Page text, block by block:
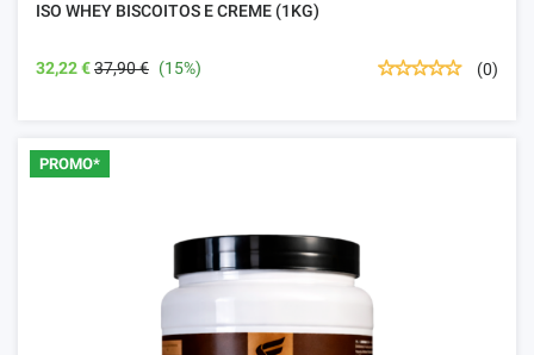
ISO WHEY BISCOITOS E CREME (1KG)
32,22 €37,90 € (15%) (0)
PROMO*